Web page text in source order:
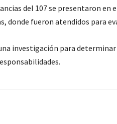
del 107 se presentaron
donde fueron atendidos para
investigación para